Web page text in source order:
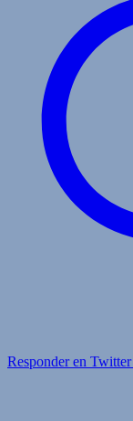
Responder en